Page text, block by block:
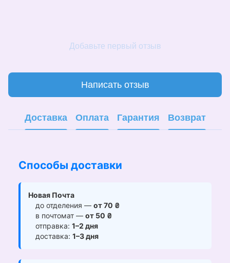
Добавьте первый отзыв
Написать отзыв
Доставка Оплата Гарантия Возврат
Способы доставки
Новая Почта
до отделения — от 70 ₴
в почтомат — от 50 ₴
отправка: 1–2 дня
доставка: 1–3 дня